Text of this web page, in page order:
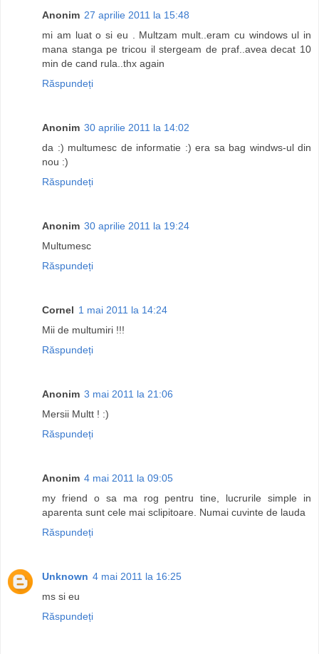
Anonim 27 aprilie 2011 la 15:48
mi am luat o si eu . Multzam mult..eram cu windows ul in
mana stanga pe tricou il stergeam de praf..avea decat 10
min de cand rula..thx again
Răspundeți
Anonim 30 aprilie 2011 la 14:02
da :) multumesc de informatie :) era sa bag windws-ul din
nou :)
Răspundeți
Anonim 30 aprilie 2011 la 19:24
Multumesc
Răspundeți
Cornel 1 mai 2011 la 14:24
Mii de multumiri !!!
Răspundeți
Anonim 3 mai 2011 la 21:06
Mersii Multt ! :)
Răspundeți
Anonim 4 mai 2011 la 09:05
my friend o sa ma rog pentru tine, lucrurile simple in
aparenta sunt cele mai sclipitoare. Numai cuvinte de lauda
Răspundeți
Unknown 4 mai 2011 la 16:25
ms si eu
Răspundeți